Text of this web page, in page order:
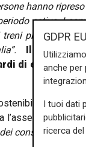
hanno
estivo. I
previsti nel
Il
di euro, di
l’assessore –
consumi
GDPR
anche per
I tuoi dati
ricerca